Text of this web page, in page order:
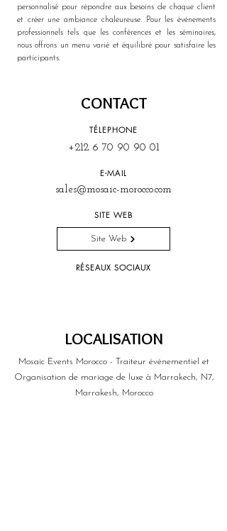
personnalisé pour répondre aux besoins de chaque client
et créer une ambiance chaleureuse. Pour les événements
professionnels tels que les conférences et les séminaires,
nous offrons un menu varié et équilibré pour satisfaire les
participants.
TÉLEPHONE
+212 6 70 90 90 01
E-MAIL
sales@mosaic-morocco.com
SITE WEB
Site Web
RÉSEAUX SOCIAUX
CONTACT
LOCALISATION
Mosaic Events Morocco - Traiteur événementiel et
Organisation de mariage de luxe à Marrakech, N7,
Marrakesh, Morocco